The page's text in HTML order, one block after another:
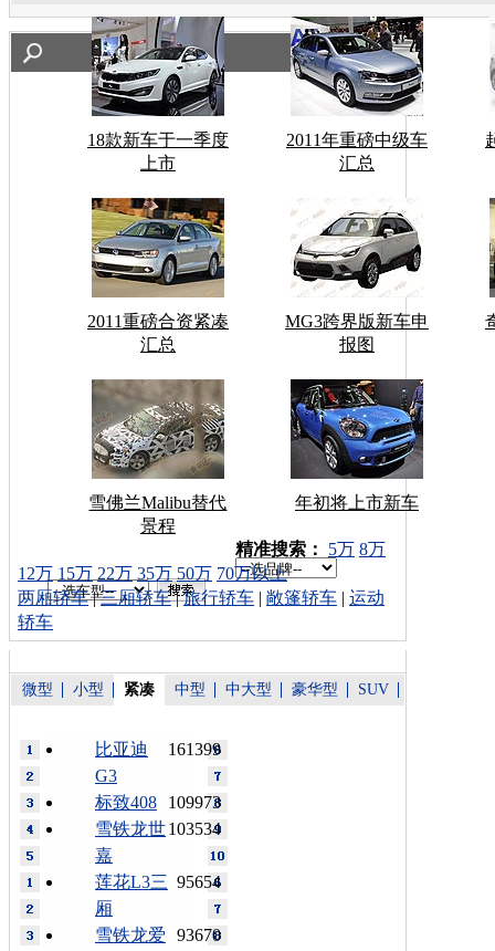
18款新车于一季度
上市
2011年重磅中级车
汇总
2011重磅合资紧凑
汇总
MG3跨界版新车申
报图
雪佛兰Malibu替代
景程
年初将上市新车
车型搜索：
精准搜索： 5万 8万
12万 15万 22万 35万 50万 70万以上
两厢轿车|三厢轿车|旅行轿车 | 敞篷轿车 | 运动
轿车
微型 小型 紧凑 中型 中大型 豪华型 SUV
161399
比亚迪
G3
109973
标致408
103534
雪铁龙世
嘉
95654
莲花L3三
厢
93670
雪铁龙爱